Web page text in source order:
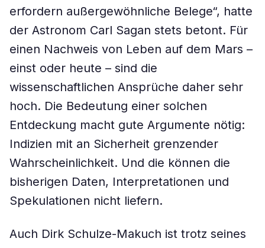
erfordern außergewöhnliche Belege“, hatte
der Astronom Carl Sagan stets betont. Für
einen Nachweis von Leben auf dem Mars –
einst oder heute – sind die
wissenschaftlichen Ansprüche daher sehr
hoch. Die Bedeutung einer solchen
Entdeckung macht gute Argumente nötig:
Indizien mit an Sicherheit grenzender
Wahrscheinlichkeit. Und die können die
bisherigen Daten, Interpretationen und
Spekulationen nicht liefern.
Auch Dirk Schulze-Makuch ist trotz seines